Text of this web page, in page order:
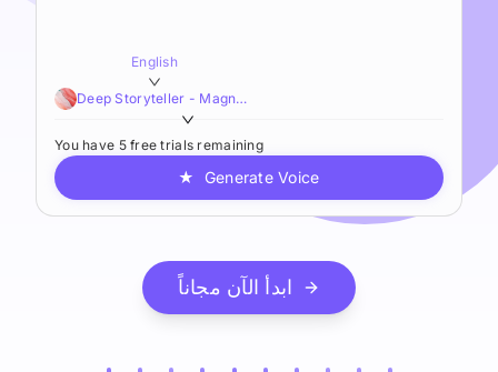
English
Deep Storyteller - Magnetic,Smooth,Sophisticated
You have 5 free trials remaining
★ Generate Voice
ابدأ الآن مجاناً